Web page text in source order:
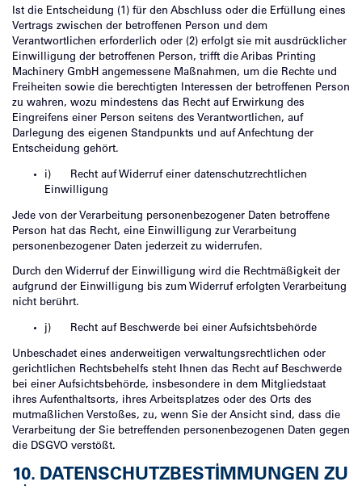
Ist die Entscheidung (1) für den Abschluss oder die Erfüllung eines
Vertrags zwischen der betroffenen Person und dem
Verantwortlichen erforderlich oder (2) erfolgt sie mit ausdrücklicher
Einwilligung der betroffenen Person, trifft die Aribas Printing
Machinery GmbH angemessene Maßnahmen, um die Rechte und
Freiheiten sowie die berechtigten Interessen der betroffenen Person
zu wahren, wozu mindestens das Recht auf Erwirkung des
Eingreifens einer Person seitens des Verantwortlichen, auf
Darlegung des eigenen Standpunkts und auf Anfechtung der
Entscheidung gehört.
i) Recht auf Widerruf einer datenschutzrechtlichen
Einwilligung
Jede von der Verarbeitung personenbezogener Daten betroffene
Person hat das Recht, eine Einwilligung zur Verarbeitung
personenbezogener Daten jederzeit zu widerrufen.
Durch den Widerruf der Einwilligung wird die Rechtmäßigkeit der
aufgrund der Einwilligung bis zum Widerruf erfolgten Verarbeitung
nicht berührt.
j) Recht auf Beschwerde bei einer Aufsichtsbehörde
Unbeschadet eines anderweitigen verwaltungsrechtlichen oder
gerichtlichen Rechtsbehelfs steht Ihnen das Recht auf Beschwerde
bei einer Aufsichtsbehörde, insbesondere in dem Mitgliedstaat
ihres Aufenthaltsorts, ihres Arbeitsplatzes oder des Orts des
mutmaßlichen Verstoßes, zu, wenn Sie der Ansicht sind, dass die
Verarbeitung der Sie betreffenden personenbezogenen Daten gegen
die DSGVO verstößt.
10. DATENSCHUTZBESTIMMUNGEN ZU